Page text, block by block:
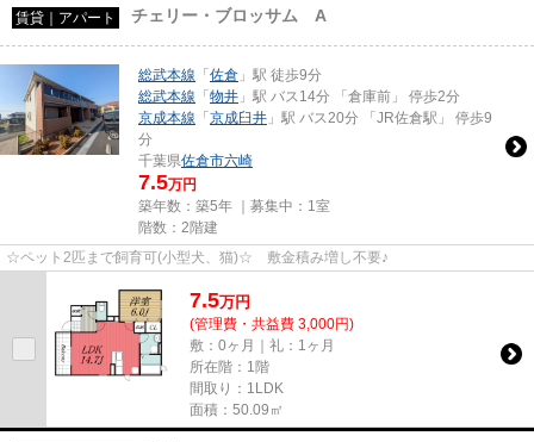
賃貸｜アパート チェリー・ブロッサム A
総武本線 「 佐倉 」駅 徒歩9分
総武本線 「 物井 」駅 バス14分 「倉庫前」 停歩2分
京成本線 「 京成臼井 」駅 バス20分 「JR佐倉駅」 停歩9
分
千葉県佐倉市六崎
7.5万円
築年数：築5年 ｜募集中： 1室
階数：2階建
☆ペット2匹まで飼育可(小型犬、猫)☆ 敷金積み増し不要♪
7.5万円
(管理費・共益費 3,000円)
敷：0ヶ月｜礼：1ヶ月
所在階：1階
間取り：1LDK
面積：50.09㎡